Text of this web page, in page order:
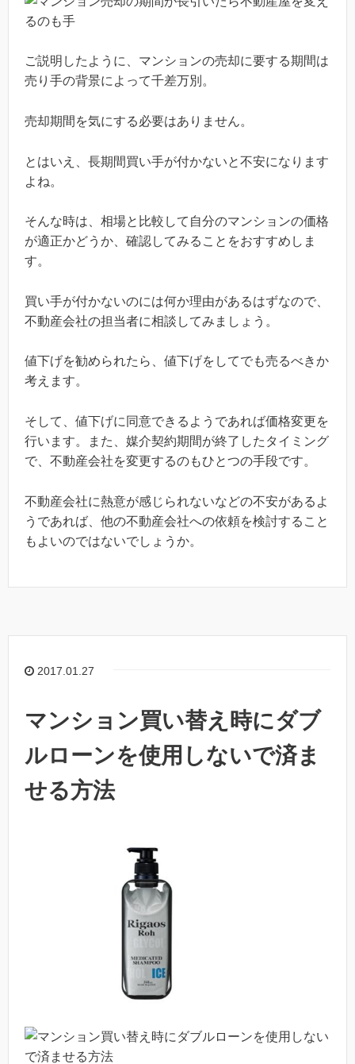
ご説明したように、マンションの売却に要する期間は
売り手の背景によって千差万別。
売却期間を気にする必要はありません。
とはいえ、長期間買い手が付かないと不安になります
よね。
そんな時は、相場と比較して自分のマンションの価格
が適正かどうか、確認してみることをおすすめしま
す。
買い手が付かないのには何か理由があるはずなので、
不動産会社の担当者に相談してみましょう。
値下げを勧められたら、値下げをしてでも売るべきか
考えます。
そして、値下げに同意できるようであれば価格変更を
行います。また、媒介契約期間が終了したタイミング
で、不動産会社を変更するのもひとつの手段です。
不動産会社に熱意が感じられないなどの不安があるよ
うであれば、他の不動産会社への依頼を検討すること
もよいのではないでしょうか。
2017.01.27
マンション買い替え時にダブ
ルローンを使用しないで済ま
せる方法